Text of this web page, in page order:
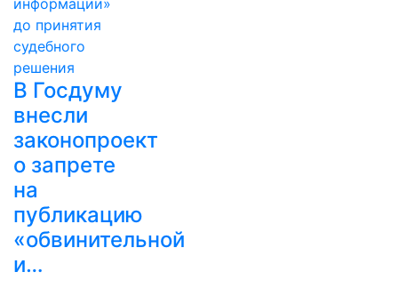
В Госдуму
внесли
законопроект
о запрете
на
публикацию
«обвинительной
и…